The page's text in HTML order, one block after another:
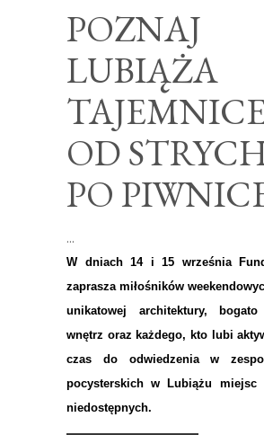
POZNAJ
LUBIĄŻA
OD
PO
W dniach 14 i 15 września
zaprasza miłośników
unikatowej architektury,
wnętrz oraz każdego, kto lubi
czas do odwiedzenia w
pocysterskich w Lubiążu
niedostępnych.